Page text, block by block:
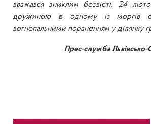
вважався зниклим безвісті. 24
дружиною в одному із моргів
вогнепальними пораненням у ділянку
Прес-служба Львівсько-